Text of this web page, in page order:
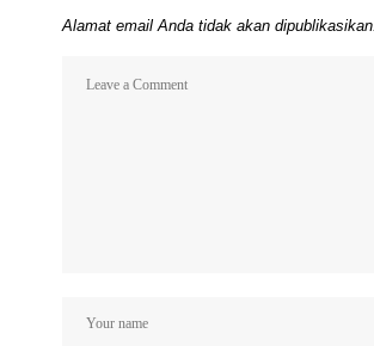
Alamat email Anda tidak akan dipublikasikan.